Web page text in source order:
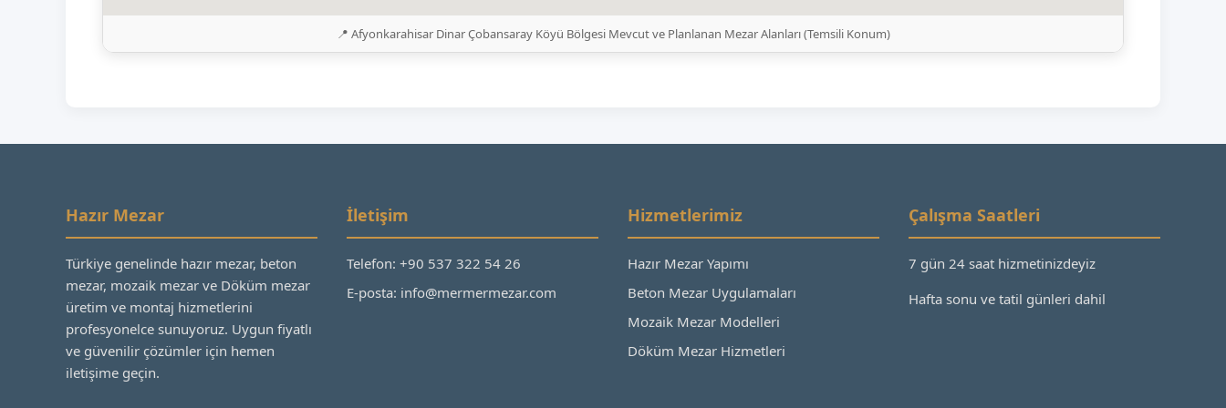
📍 Afyonkarahisar Dinar Çobansaray Köyü Bölgesi Mevcut ve Planlanan Mezar Alanları (Temsili Konum)
Hazır Mezar
Türkiye genelinde hazır mezar, beton
mezar, mozaik mezar ve Döküm mezar
üretim ve montaj hizmetlerini
profesyonelce sunuyoruz. Uygun fiyatlı
ve güvenilir çözümler için hemen
iletişime geçin.
İletişim
Telefon: +90 537 322 54 26
E-posta: info@mermermezar.com
Hizmetlerimiz
Hazır Mezar Yapımı
Beton Mezar Uygulamaları
Mozaik Mezar Modelleri
Döküm Mezar Hizmetleri
Çalışma Saatleri
7 gün 24 saat hizmetinizdeyiz
Hafta sonu ve tatil günleri dahil